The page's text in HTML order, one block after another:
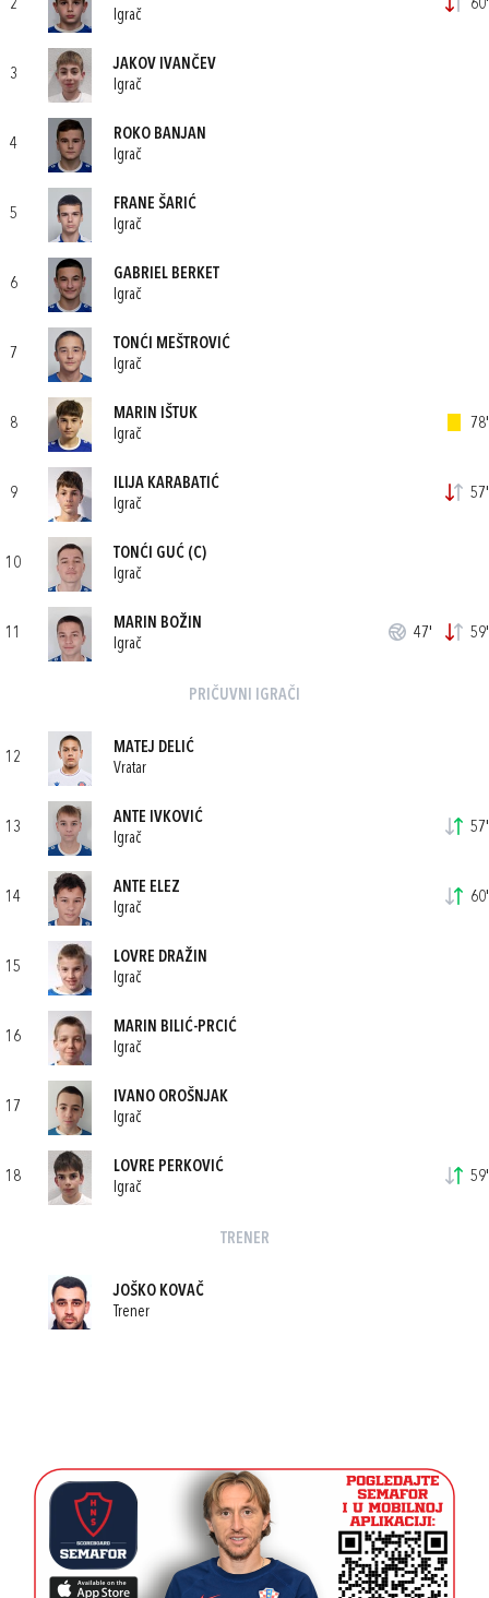
2
Igrač
60'
3
JAKOV IVANČEV
Igrač
4
ROKO BANJAN
Igrač
5
FRANE ŠARIĆ
Igrač
6
GABRIEL BERKET
Igrač
7
TONĆI MEŠTROVIĆ
Igrač
8
MARIN IŠTUK
Igrač
78'
9
ILIJA KARABATIĆ
Igrač
57'
10
TONĆI GUĆ (C)
Igrač
11
MARIN BOŽIN
Igrač
47' 59'
PRIČUVNI IGRAČI
12
MATEJ DELIĆ
Vratar
13
ANTE IVKOVIĆ
Igrač
57'
14
ANTE ELEZ
Igrač
60'
15
LOVRE DRAŽIN
Igrač
16
MARIN BILIĆ-PRCIĆ
Igrač
17
IVANO OROŠNJAK
Igrač
18
LOVRE PERKOVIĆ
Igrač
59'
TRENER
JOŠKO KOVAČ
Trener